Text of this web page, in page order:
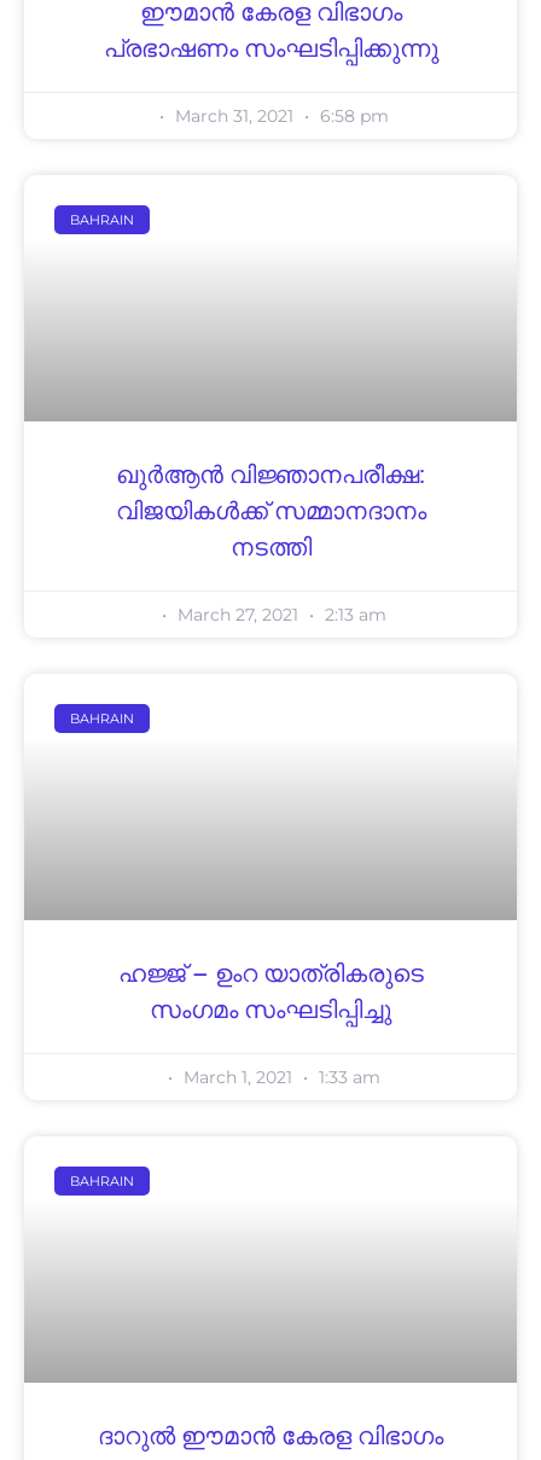
ഈമാൻ കേരള വിഭാഗം
പ്രഭാഷണം സംഘടിപ്പിക്കുന്നു
March 31, 2021 6:58 pm
BAHRAIN
ഖുർആൻ വിജ്ഞാനപരീക്ഷ:
വിജയികൾക്ക് സമ്മാനദാനം
നടത്തി
March 27, 2021 2:13 am
BAHRAIN
ഹജ്ജ് – ഉംറ യാത്രികരുടെ
സംഗമം സംഘടിപ്പിച്ചു
March 1, 2021 1:33 am
BAHRAIN
ദാറുൽ ഈമാൻ കേരള വിഭാഗം